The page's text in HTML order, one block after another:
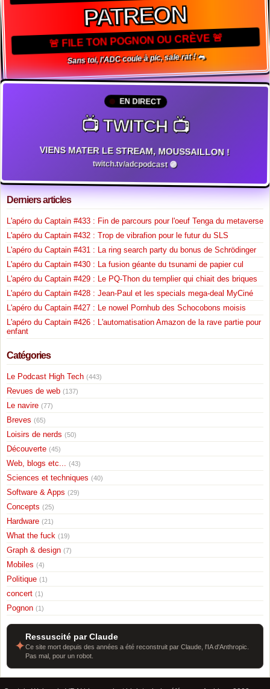
PATREON
🚨 FILE TON POGNON OU CRÈVE 🚨
Sans toi, l'ADC coule à pic, sale rat ! 🐀
EN DIRECT
📺 TWITCH 📺
VIENS MATER LE STREAM, MOUSSAILLON !
twitch.tv/adcpodcast 🟣
Derniers articles
L'apéro du Captain #433 : Fin de parcours pour l'oeuf Tenga du metaverse
L'apéro du Captain #432 : Trop de vibrafion pour le futur du SLS
L'apéro du Captain #431 : La ring search party du bonus de Schrödinger
L'apéro du Captain #430 : La fusion géante du tsunami de papier cul
L'apéro du Captain #429 : Le PQ-Thon du templier qui chiait des briques
L'apéro du Captain #428 : Jean-Paul et les specials mega-deal MyCiné
L'apéro du Captain #427 : Le nowel Pornhub des Schocobons moisis
L'apéro du Captain #426 : L'automatisation Amazon de la rave partie pour
enfant
Catégories
Le Podcast High Tech (443)
Revues de web (137)
Le navire (77)
Breves (65)
Loisirs de nerds (50)
Découverte (45)
Web, blogs etc... (43)
Sciences et techniques (40)
Software & Apps (29)
Concepts (25)
Hardware (21)
What the fuck (19)
Graph & design (7)
Mobiles (4)
Politique (1)
concert (1)
Pognon (1)
✦
Ressuscité par Claude
Ce site mort depuis des années a été reconstruit par Claude, l'IA d'Anthropic.
Pas mal, pour un robot.